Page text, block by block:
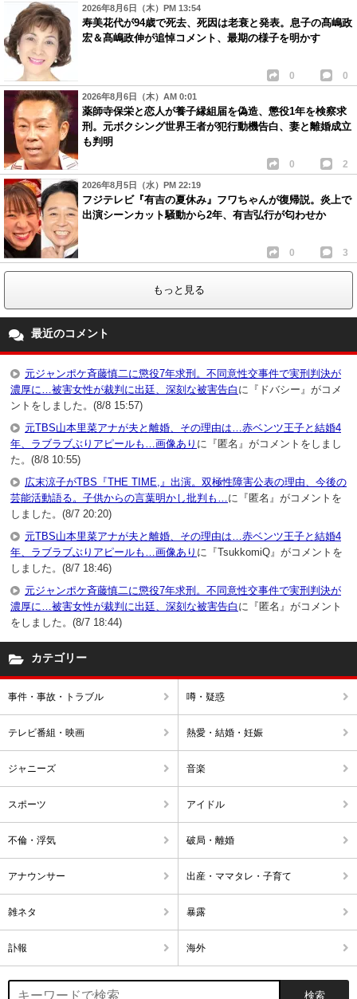
2026年8月6日（木）PM 13:54
寿美花代が94歳で死去、死因は老衰と発表。息子の髙嶋政
宏＆髙嶋政伸が追悼コメント、最期の様子を明かす
0 0
2026年8月6日（木）AM 0:01
薬師寺保栄と恋人が養子縁組届を偽造、懲役1年を検察求
刑。元ボクシング世界王者が犯行動機告白、妻と離婚成立
も判明
0 2
2026年8月5日（水）PM 22:19
フジテレビ『有吉の夏休み』フワちゃんが復帰説。炎上で
出演シーンカット騒動から2年、有吉弘行が匂わせか
0 3
もっと見る
最近のコメント
元ジャンポケ斉藤慎二に懲役7年求刑。不同意性交事件で実刑判決が
濃厚に…被害女性が裁判に出廷、深刻な被害告白 に『ドバシー』がコメ
ントをしました。(8/8 15:57)
元TBS山本里菜アナが夫と離婚、その理由は…赤ベンツ王子と結婚4
年、ラブラブぶりアピールも…画像あり に『匿名』がコメントをしまし
た。(8/8 10:55)
広末涼子がTBS『THE TIME,』出演。双極性障害公表の理由、今後の
芸能活動語る。子供からの言葉明かし批判も… に『匿名』がコメントを
しました。(8/7 20:20)
元TBS山本里菜アナが夫と離婚、その理由は…赤ベンツ王子と結婚4
年、ラブラブぶりアピールも…画像あり に『TsukkomiQ』がコメントを
しました。(8/7 18:46)
元ジャンポケ斉藤慎二に懲役7年求刑。不同意性交事件で実刑判決が
濃厚に…被害女性が裁判に出廷、深刻な被害告白 に『匿名』がコメント
をしました。(8/7 18:44)
カテゴリー
事件・事故・トラブル 噂・疑惑
テレビ番組・映画 熱愛・結婚・妊娠
ジャニーズ 音楽
スポーツ アイドル
不倫・浮気 破局・離婚
アナウンサー 出産・ママタレ・子育て
雑ネタ 暴露
訃報 海外